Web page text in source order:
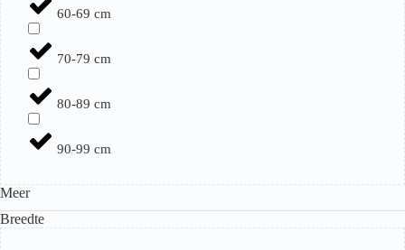
60-69 cm
70-79 cm
80-89 cm
90-99 cm
Meer
Breedte